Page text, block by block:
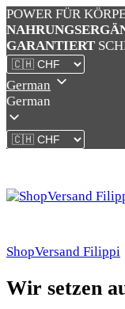
POWER FÜR
GARANTIERT
German
German
ShopVersand Filippi
Wir setzen